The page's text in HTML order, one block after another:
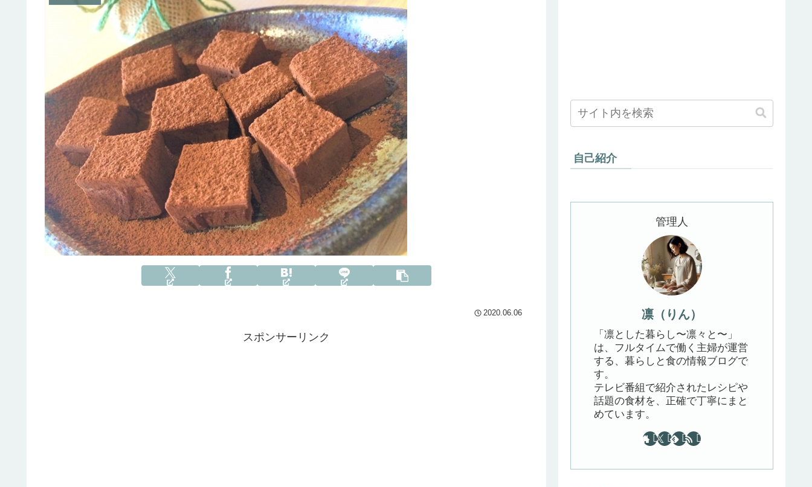
2020.06.06
スポンサーリンク
自己紹介
管理人
凛（りん）
「凛とした暮らし〜凛々と〜」
は、フルタイムで働く主婦が運営
する、暮らしと食の情報ブログで
す。
テレビ番組で紹介されたレシピや
話題の食材を、正確で丁寧にまと
めています。